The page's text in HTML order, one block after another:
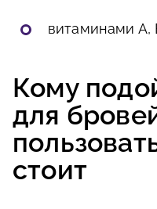
витаминами А,
Кому
для
стоит